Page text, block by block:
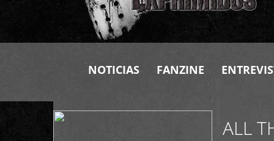
NOTICIAS FANZINE
+
ALL